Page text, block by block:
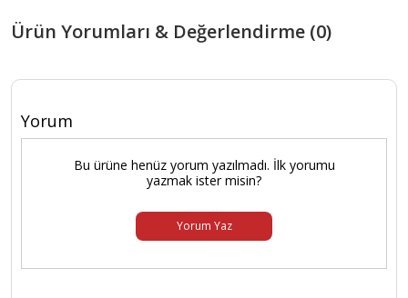
Ürün Yorumları & Değerlendirme (0)
Yorum
Bu ürüne henüz yorum yazılmadı. İlk yorumu
yazmak ister misin?
Yorum Yaz